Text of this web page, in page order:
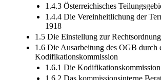
1.4.3 Österreichisches
1.4.4 Die Vereinheitlichung der
1918
1.5 Die Einstellung zur
1.6 Die Ausarbeitung des OGB durch
Kodifikationskommission
1.6.1 Die Kodifikationskommission
1.6.2 Das kommissionsinterne